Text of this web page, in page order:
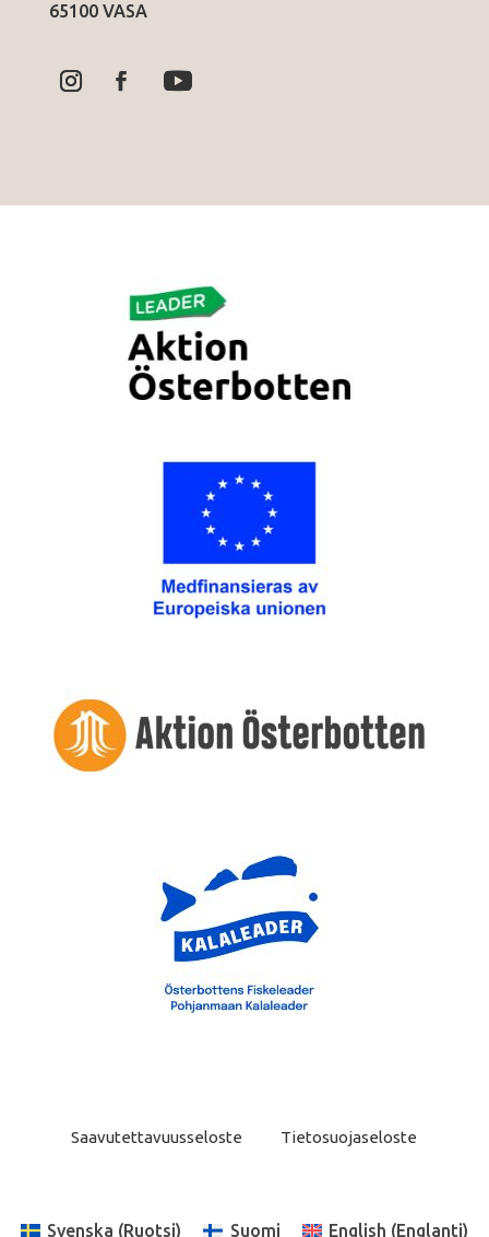
65100 VASA
Saavutettavuusseloste Tietosuojaseloste
Svenska (Ruotsi) Suomi English (Englanti)